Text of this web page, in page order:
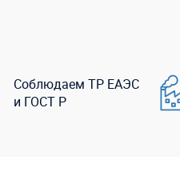
Соблюдаем ТР ЕАЭС
и ГОСТ Р